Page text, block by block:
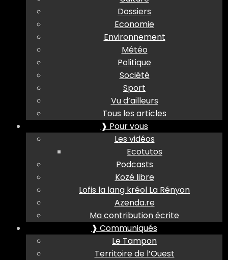
Dossiers
Economie
Environnement
Météo
Politique
Société
Sport
Vu d’ailleurs
Tous les articles
❱ Pour vous
Les vidéos
Ecotutos
Podcasts
Kozé libre
Lofis la lang kréol La Rényon
Azenda.re
Ma contribution écrite
❱ Communiqués
Le Tampon
Territoire de l’Ouest